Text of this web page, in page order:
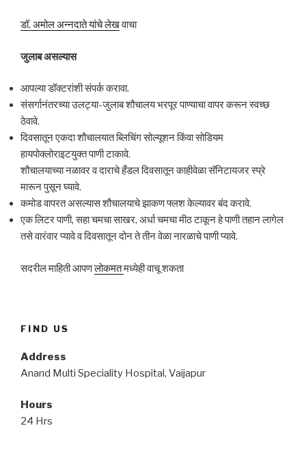
डॉ. अमोल अन्नदाते यांचे लेखवाचा
जुलाब असल्यास
आपल्या डॉक्टरांशी संपर्क करावा.
संसर्गानंतरच्या उलट्या-जुलाब शौचालय भरपूर पाण्याचा वापर करून स्वच्छ
ठेवावे.
दिवसातून एकदा शौचालयात ब्लिचिंग सोल्यूशन किंवा सोडियम
हायपोक्लोराइटयुक्त पाणी टाकावे.
शौचालयाच्या नळावर व दाराचे हँडल दिवसातून काहीवेळा सॅनिटायजर स्प्रे
मारून पुसून घ्यावे.
कमोड वापरत असल्यास शौचालयाचे झाकण फ्लश केल्यावर बंद करावे.
एक लिटर पाणी, सहा चमचा साखर, अर्धा चमचा मीठ टाकून हे पाणी तहान लागेल
तसे वारंवार प्यावे व दिवसातून दोन ते तीन वेळा नारळाचे पाणी प्यावे.
सदरील माहिती आपणलोकमतमध्येही वाचू शकता
FIND US
Address
Anand Multi Speciality Hospital, Vaijapur
Hours
24 Hrs